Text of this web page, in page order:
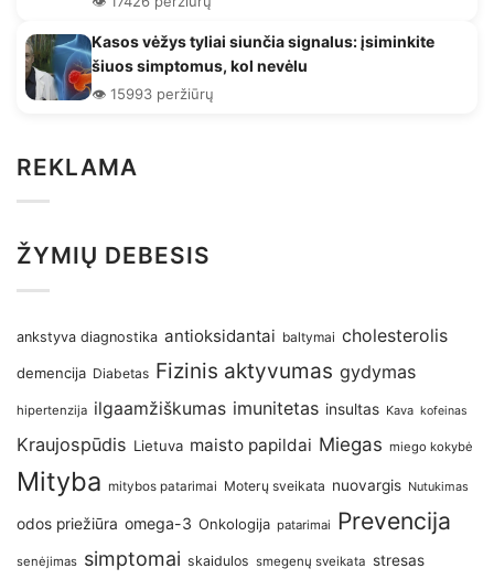
Kasos vėžys tyliai siunčia signalus: įsiminkite
šiuos simptomus, kol nevėlu
👁️ 15993 peržiūrų
REKLAMA
ŽYMIŲ DEBESIS
ankstyva diagnostika antioksidantai baltymai cholesterolis
demencija Diabetas Fizinis aktyvumas gydymas
hipertenzija ilgaamžiškumas imunitetas insultas Kava kofeinas
Kraujospūdis Lietuva maisto papildai Miegas miego kokybė
Mityba mitybos patarimai Moterų sveikata nuovargis Nutukimas
odos priežiūra omega-3 Onkologija patarimai Prevencija
senėjimas simptomai skaidulos smegenų sveikata stresas